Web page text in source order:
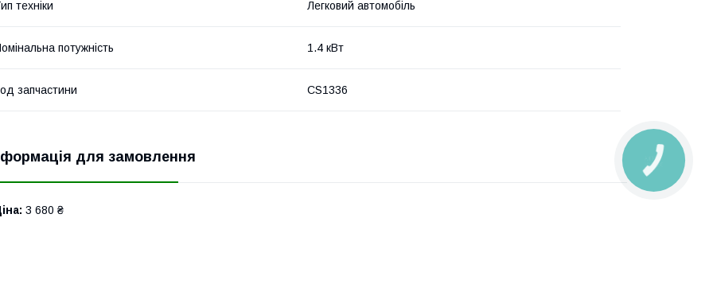
техніки Легковий автомобіль
потужність 1.4 кВт
запчастини CS1336
для замовлення
3 680 ₴
КНОПКА
ЗВ'ЯЗКУ